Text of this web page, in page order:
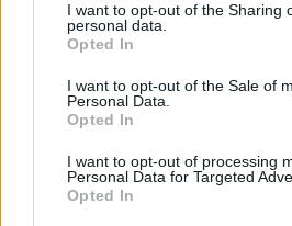
I want to opt-out of the Sharing
personal data.
Opted In
I want to opt-out of the Sale of
Personal Data.
Opted In
I want to opt-out of processing
Personal Data for Targeted
Opted In
και παράλληλα να φτιάξει
πρότυπα της Casablanca
Hollywood -σατυρίζοντάς
ανελέητο τρόπο. Η σκηνή
δέχεται μια πρόταση από
φίλο να επιστρέψει στην
αεροπορία, λίγο πριν